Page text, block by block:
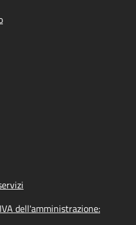
dell'amministrazione: